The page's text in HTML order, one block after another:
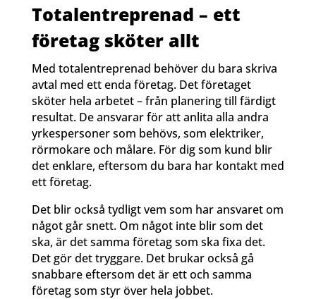
Totalentreprenad – ett
företag sköter allt
Med totalentreprenad behöver du bara skriva
avtal med ett enda företag. Det företaget
sköter hela arbetet – från planering till färdigt
resultat. De ansvarar för att anlita alla andra
yrkespersoner som behövs, som elektriker,
rörmokare och målare. För dig som kund blir
det enklare, eftersom du bara har kontakt med
ett företag.
Det blir också tydligt vem som har ansvaret om
något går snett. Om något inte blir som det
ska, är det samma företag som ska fixa det.
Det gör det tryggare. Det brukar också gå
snabbare eftersom det är ett och samma
företag som styr över hela jobbet.